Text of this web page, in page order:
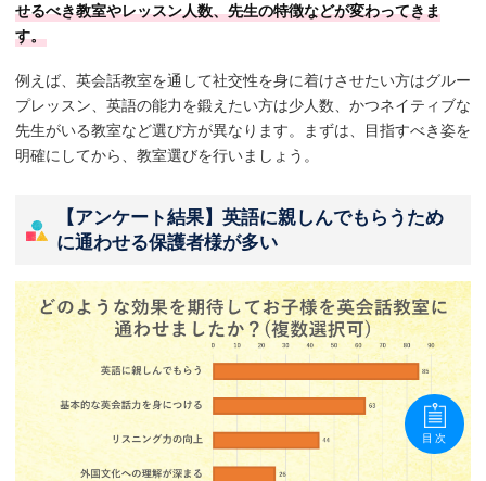
せるべき教室やレッスン人数、先生の特徴などが変わってきま
す。
例えば、英会話教室を通して社交性を身に着けさせたい方はグルー
プレッスン、英語の能力を鍛えたい方は少人数、かつネイティブな
先生がいる教室など選び方が異なります。まずは、目指すべき姿を
明確にしてから、教室選びを行いましょう。
【アンケート結果】英語に親しんでもらうため
に通わせる保護者様が多い
目次